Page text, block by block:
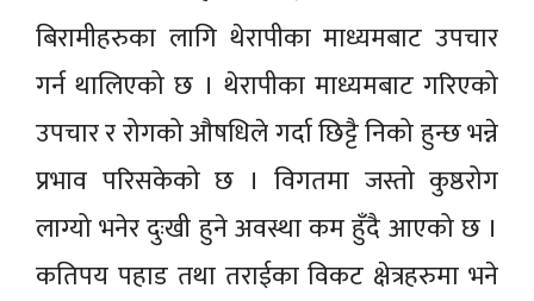
बिरामीहरुका लागि थेरापीका माध्यमबाट उपचार
गर्न थालिएको छ । थेरापीका माध्यमबाट गरिएको
उपचार र रोगको औषधिले गर्दा छिट्टै निको हुन्छ भन्ने
प्रभाव परिसकेको छ । विगतमा जस्तो कुष्ठरोग
लाग्यो भनेर दुःखी हुने अवस्था कम हुँदै आएको छ ।
कतिपय पहाड तथा तराईका विकट क्षेत्रहरुमा भने